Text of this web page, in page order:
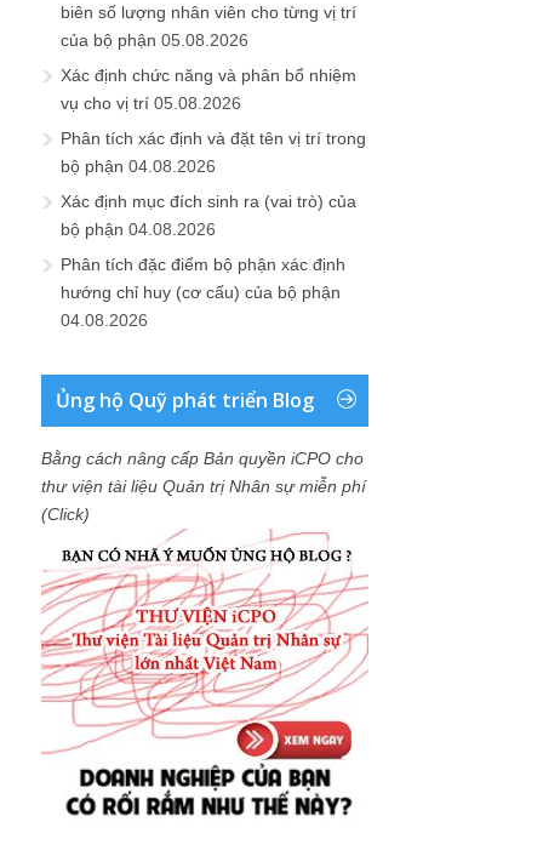
biên số lượng nhân viên cho từng vị trí
của bộ phận 05.08.2026
Xác định chức năng và phân bổ nhiệm
vụ cho vị trí 05.08.2026
Phân tích xác định và đặt tên vị trí trong
bộ phận 04.08.2026
Xác định mục đích sinh ra (vai trò) của
bộ phận 04.08.2026
Phân tích đặc điểm bộ phận xác định
hướng chỉ huy (cơ cấu) của bộ phận
04.08.2026
Ủng hộ Quỹ phát triển Blog
Bằng cách nâng cấp Bản quyền iCPO cho
thư viện tài liệu Quản trị Nhân sự miễn phí
(Click)